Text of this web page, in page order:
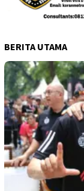
BERITA UTAMA